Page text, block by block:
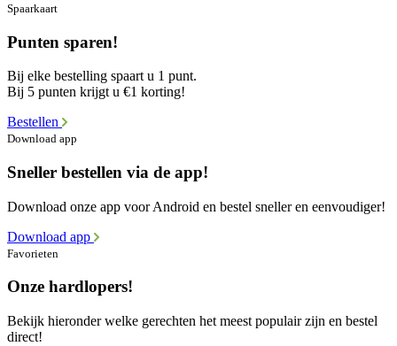
Spaarkaart
Punten sparen!
Bij elke bestelling spaart u 1 punt.
Bij 5 punten krijgt u €1 korting!
Bestellen
Download app
Sneller bestellen via de app!
Download onze app voor Android en bestel sneller en eenvoudiger!
Download app
Favorieten
Onze hardlopers!
Bekijk hieronder welke gerechten het meest populair zijn en bestel
direct!